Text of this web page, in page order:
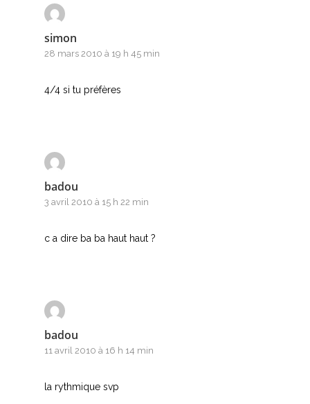
simon
28 mars 2010 à 19 h 45 min
4/4 si tu préfères
badou
3 avril 2010 à 15 h 22 min
c a dire ba ba haut haut ?
badou
11 avril 2010 à 16 h 14 min
la rythmique svp